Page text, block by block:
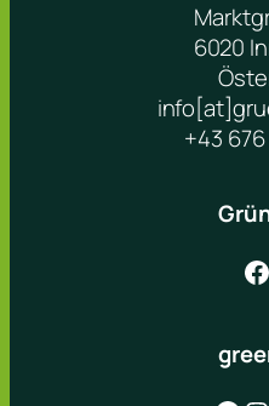
6020
+43
Facebook